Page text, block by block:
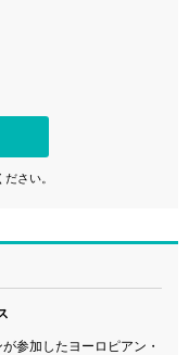
さい。
参加したヨーロピアン・